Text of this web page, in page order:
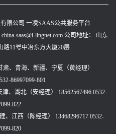
限公司 一凌SAAS公共服务平台
saas@i-lingnet.com 公司地址： 山东
路11号中冶东方大厦20层
、青海、新疆、宁夏（黄经理）
86997099-801
、湖北（安经理） 18562567496 0532-
822
、江西（陈经理） 13468296717 0532-
820